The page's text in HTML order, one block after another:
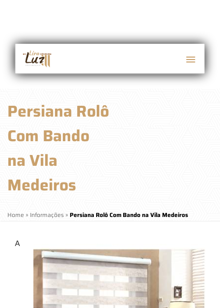
Persiana Rolô
Com Bando
na Vila
Medeiros
Home » Informações » Persiana Rolô Com Bando na Vila Medeiros
A